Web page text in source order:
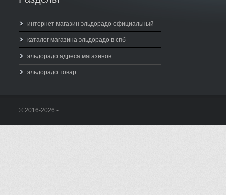
интернет магазин эльдорадо официальный
каталог магазина эльдорадо в спб
эльдорадо адреса магазинов
эльдорадо товар
© 2016-2026 -